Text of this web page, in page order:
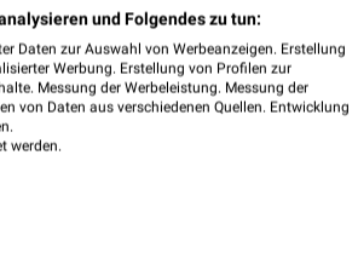
und Folgendes zu tun:
Daten zur Auswahl von Werbeanzeigen. Erstellung
Werbung. Erstellung von Profilen zur
Messung der Werbeleistung. Messung der
von Daten aus verschiedenen Quellen. Entwicklung
werden.